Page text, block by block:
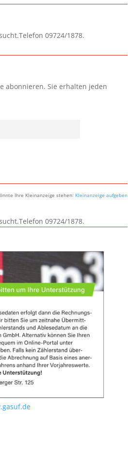
09724/1878.
abonnieren. Sie erhalten jeden
Ihre Kleinanzeige stehen: Kleinanzeige aufgeben
09724/1878.